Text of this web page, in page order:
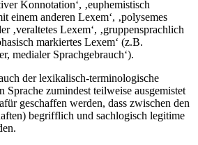
Konnotation‘, ‚euphemistisch
einem anderen Lexem‘, ‚polysemes
‚veraltetes Lexem‘, ‚gruppensprachlich
markiertes Lexem‘ (z.B.
medialer Sprachgebrauch‘).
der lexikalisch-terminologische
Sprache zumindest teilweise ausgemistet
geschaffen werden, dass zwischen den
begrifflich und sachlogisch legitime